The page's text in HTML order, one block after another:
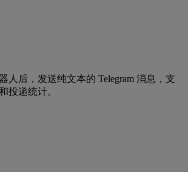
人后，发送纯文本的 Telegram 消息，支
投递统计。